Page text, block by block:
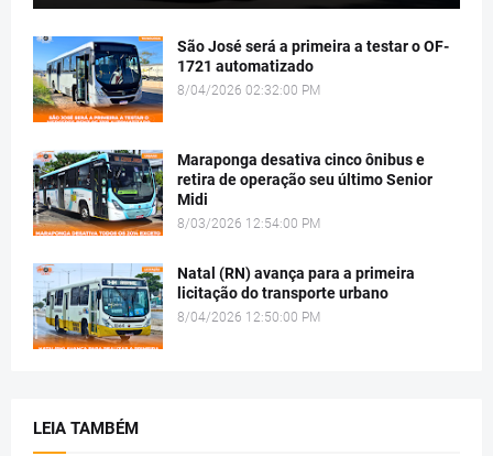
São José será a primeira a testar o OF-
1721 automatizado
8/04/2026 02:32:00 PM
Maraponga desativa cinco ônibus e
retira de operação seu último Senior
Midi
8/03/2026 12:54:00 PM
Natal (RN) avança para a primeira
licitação do transporte urbano
8/04/2026 12:50:00 PM
LEIA TAMBÉM